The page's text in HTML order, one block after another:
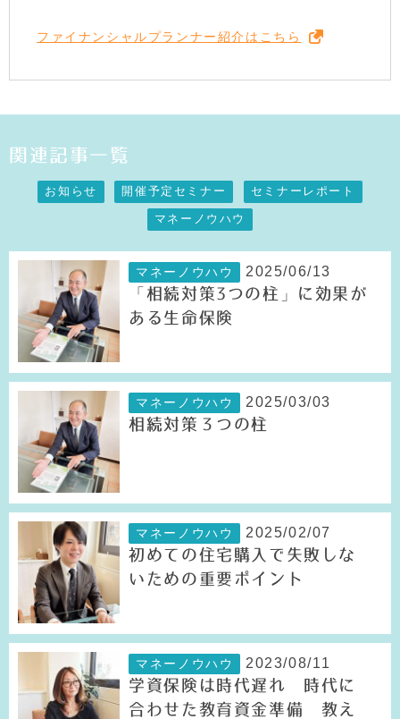
ファイナンシャルプランナー紹介はこちら
関連記事一覧
お知らせ 開催予定セミナー セミナーレポート
マネーノウハウ
マネーノウハウ 2025/06/13
「相続対策3つの柱」に効果が
ある生命保険
マネーノウハウ 2025/03/03
相続対策３つの柱
マネーノウハウ 2025/02/07
初めての住宅購入で失敗しな
いための重要ポイント
マネーノウハウ 2023/08/11
学資保険は時代遅れ 時代に
合わせた教育資金準備 教え